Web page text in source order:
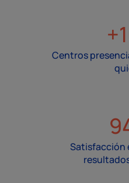
Centros
Satisfacción